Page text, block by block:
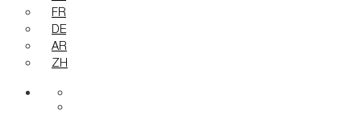
FR
DE
AR
ZH